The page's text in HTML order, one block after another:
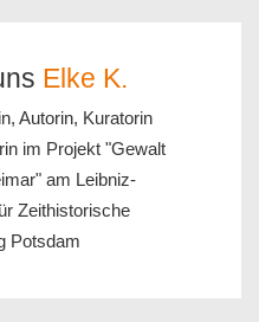
Elke K.
Autorin, Kuratorin
im Projekt "Gewalt
am Leibniz-
Zeithistorische
Potsdam